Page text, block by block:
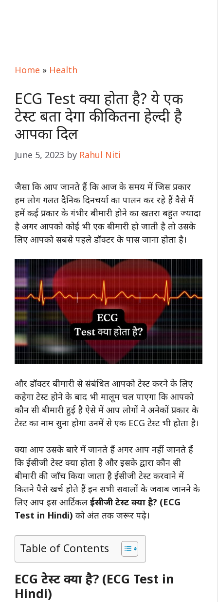
Home » Health
ECG Test क्या होता है? ये एक
टेस्ट बता देगा की कितना हेल्दी है
आपका दिल
June 5, 2023 by Rahul Niti
जैसा कि आप जानते हैं कि आज के समय में जिस प्रकार
हम लोग गलत दैनिक दिनचर्या का पालन कर रहे हैं वैसे मैं
हमें कई प्रकार के गंभीर बीमारी होने का खतरा बहुत ज्यादा
है अगर आपको कोई भी एक बीमारी हो जाती है तो उसके
लिए आपको सबसे पहले डॉक्टर के पास जाना होता है।
और डॉक्टर बीमारी से संबंधित आपको टेस्ट करने के लिए
कहेगा टेस्ट होने के बाद भी मालूम चल पाएगा कि आपको
कौन सी बीमारी हुई है ऐसे में आप लोगों ने अनेकों प्रकार के
टेस्ट का नाम सुना होगा उनमें से एक ECG टेस्ट भी होता है।
क्या आप उसके बारे में जानते हैं अगर आप नहीं जानते हैं
कि ईसीजी टेस्ट क्या होता है और इसके द्वारा कौन सी
बीमारी की जाँच किया जाता है ईसीजी टेस्ट करवाने में
कितने पैसे खर्च होते हैं इन सभी सवालों के जवाब जानने के
लिए आप इस आर्टिकल ईसीजी टेस्ट क्या है? (ECG
Test in Hindi) को अंत तक जरूर पढ़े।
Table of Contents
ECG टेस्ट क्या है? (ECG Test in
Hindi)